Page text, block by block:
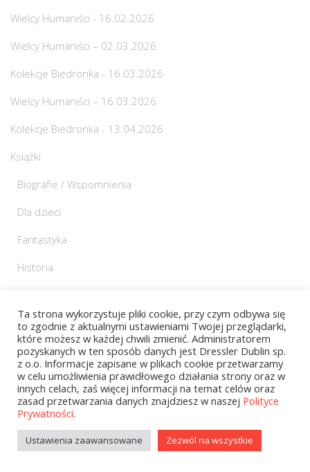
Wielcy Humaniści - 16.02.2026
Wielcy Humaniści – 02.03.2026
Kolekcje Biedronka - 16.03.2026
Wielcy Humaniści – 16.03.2026
Kolekcje Biedronka - 13.04.2026
Książki
Biografie / Wspomnienia
Dla dzieci
Fantastyka
Historia
Kryminał / Sensacja / Thriller
Literatura faktu
Literatura obyczajowa
Literatura popularnonaukowa
Militaria
Ta strona wykorzystuje pliki cookie, przy czym odbywa się
to zgodnie z aktualnymi ustawieniami Twojej przeglądarki,
które możesz w każdej chwili zmienić. Administratorem
pozyskanych w ten sposób danych jest Dressler Dublin sp.
z o.o. Informacje zapisane w plikach cookie przetwarzamy
w celu umożliwienia prawidłowego działania strony oraz w
innych celach, zaś więcej informacji na temat celów oraz
zasad przetwarzania danych znajdziesz w naszej Polityce
Prywatności.
Ustawienia zaawansowane Zezwól na wszystkie